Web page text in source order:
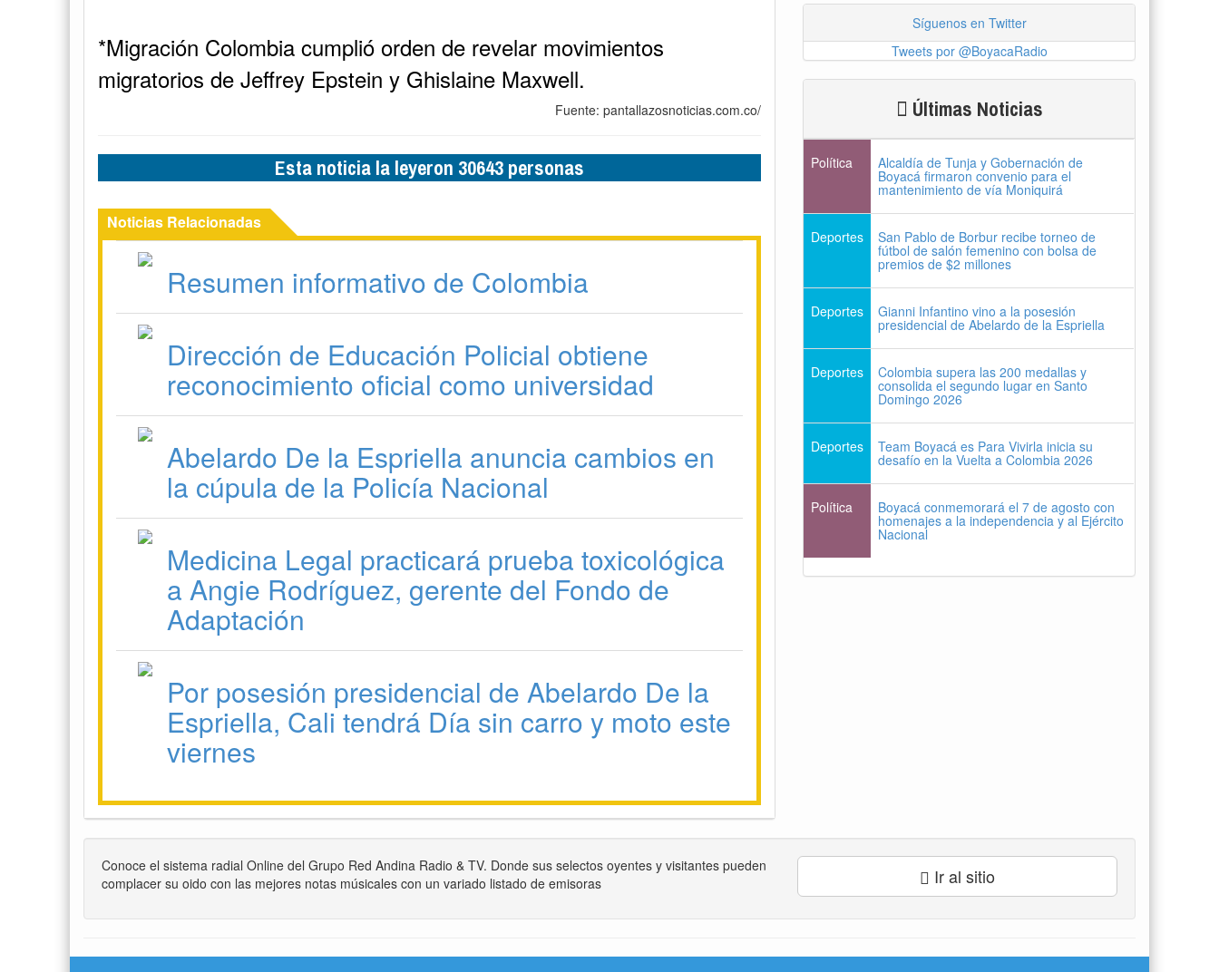
*Migración Colombia cumplió orden de revelar movimientos
migratorios de Jeffrey Epstein y Ghislaine Maxwell.
Fuente: pantallazosnoticias.com.co/
Esta noticia la leyeron 30643 personas
Noticias Relacionadas
Resumen informativo de Colombia
Dirección de Educación Policial obtiene
reconocimiento oficial como universidad
Abelardo De la Espriella anuncia cambios en
la cúpula de la Policía Nacional
Medicina Legal practicará prueba toxicológica
a Angie Rodríguez, gerente del Fondo de
Adaptación
Por posesión presidencial de Abelardo De la
Espriella, Cali tendrá Día sin carro y moto este
viernes
Síguenos en Twitter
Tweets por @BoyacaRadio
Últimas Noticias
Política Alcaldía de Tunja y Gobernación de
Boyacá firmaron convenio para el
mantenimiento de vía Moniquirá
Deportes San Pablo de Borbur recibe torneo de
fútbol de salón femenino con bolsa de
premios de $2 millones
Deportes Gianni Infantino vino a la posesión
presidencial de Abelardo de la Espriella
Deportes Colombia supera las 200 medallas y
consolida el segundo lugar en Santo
Domingo 2026
Deportes Team Boyacá es Para Vivirla inicia su
desafío en la Vuelta a Colombia 2026
Política Boyacá conmemorará el 7 de agosto con
homenajes a la independencia y al Ejército
Nacional
Conoce el sistema radial Online del Grupo Red Andina Radio & TV. Donde sus selectos oyentes y visitantes pueden
complacer su oido con las mejores notas músicales con un variado listado de emisoras
Ir al sitio